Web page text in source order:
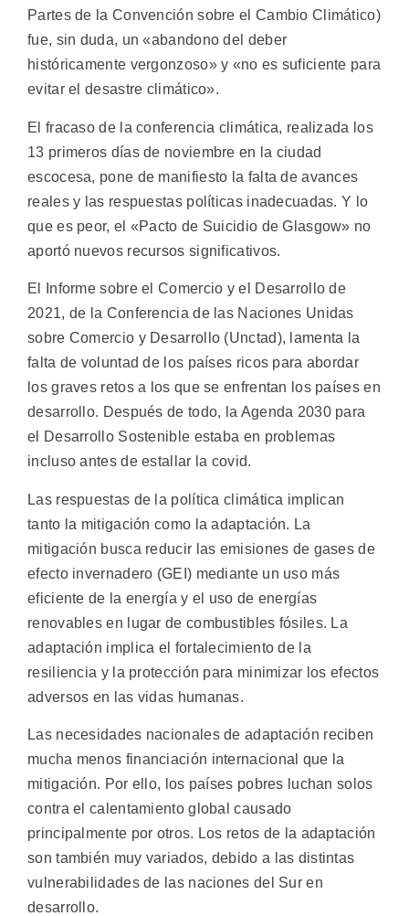
Partes de la Convención sobre el Cambio Climático)
fue, sin duda, un «abandono del deber
históricamente vergonzoso» y «no es suficiente para
evitar el desastre climático».
El fracaso de la conferencia climática, realizada los
13 primeros días de noviembre en la ciudad
escocesa, pone de manifiesto la falta de avances
reales y las respuestas políticas inadecuadas. Y lo
que es peor, el «Pacto de Suicidio de Glasgow» no
aportó nuevos recursos significativos.
El Informe sobre el Comercio y el Desarrollo de
2021, de la Conferencia de las Naciones Unidas
sobre Comercio y Desarrollo (Unctad), lamenta la
falta de voluntad de los países ricos para abordar
los graves retos a los que se enfrentan los países en
desarrollo. Después de todo, la Agenda 2030 para
el Desarrollo Sostenible estaba en problemas
incluso antes de estallar la covid.
Las respuestas de la política climática implican
tanto la mitigación como la adaptación. La
mitigación busca reducir las emisiones de gases de
efecto invernadero (GEI) mediante un uso más
eficiente de la energía y el uso de energías
renovables en lugar de combustibles fósiles. La
adaptación implica el fortalecimiento de la
resiliencia y la protección para minimizar los efectos
adversos en las vidas humanas.
Las necesidades nacionales de adaptación reciben
mucha menos financiación internacional que la
mitigación. Por ello, los países pobres luchan solos
contra el calentamiento global causado
principalmente por otros. Los retos de la adaptación
son también muy variados, debido a las distintas
vulnerabilidades de las naciones del Sur en
desarrollo.